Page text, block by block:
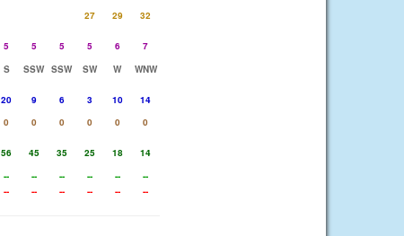
27 29
32
5 5 5 5 6
7
S SSW SSW SW W
WNW
20 9 6 3 10
14
0 0 0 0 0
0
56 45 35 25 18
14
-- -- -- -- --
--
-- -- -- -- -- --